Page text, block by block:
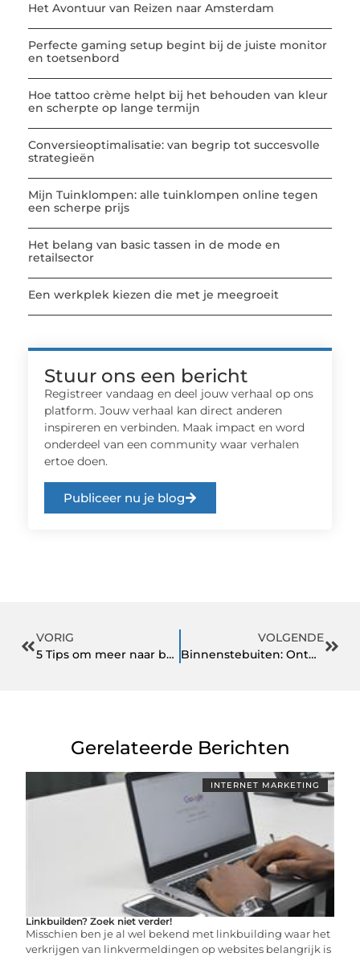
Het Avontuur van Reizen naar Amsterdam
Perfecte gaming setup begint bij de juiste monitor
en toetsenbord
Hoe tattoo crème helpt bij het behouden van kleur
en scherpte op lange termijn
Conversieoptimalisatie: van begrip tot succesvolle
strategieën
Mijn Tuinklompen: alle tuinklompen online tegen
een scherpe prijs
Het belang van basic tassen in de mode en
retailsector
Een werkplek kiezen die met je meegroeit
Stuur ons een bericht
Registreer vandaag en deel jouw verhaal op ons
platform. Jouw verhaal kan direct anderen
inspireren en verbinden. Maak impact en word
onderdeel van een community waar verhalen
ertoe doen.
Publiceer nu je blog
VORIG
5 Tips om meer naar buiten te gaan
VOLGENDE
Binnenstebuiten: Ontdek de wereld van ondergoed bij Underwear District
Gerelateerde Berichten
INTERNET MARKETING
Linkbuilden? Zoek niet verder!
Misschien ben je al wel bekend met linkbuilding waar het
verkrijgen van linkvermeldingen op websites belangrijk is